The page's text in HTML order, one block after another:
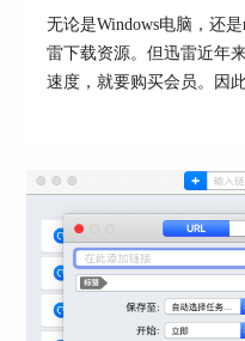
置；上方是下载任务
分类标签，可快速查
无论是Windows电脑，还
雷下载资源。但迅雷近年
速度，就要购买会员。因
下载速度快的软件。本文
需求的小伙伴可以关注起